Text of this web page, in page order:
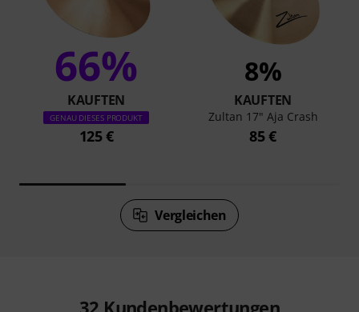
66%
KAUFTEN
GENAU DIESES PRODUKT
125 €
8%
KAUFTEN
Zultan 17" Aja Crash
85 €
Vergleichen